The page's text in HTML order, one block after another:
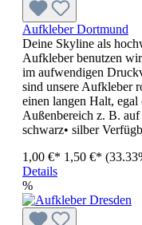
Aufkleber Dortmund
Deine Skyline als
Aufkleber benutzen
im aufwendigen
sind unsere Aufkleber
einen langen Halt,
Außenbereich z. B. auf
schwarz• silber
1,00 €* 1,50 €*
Details
%